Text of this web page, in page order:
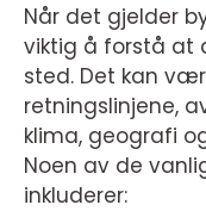
Når det gjelder
viktig å forstå at
sted. Det kan
retningslinjene,
klima, geografi
Noen av de
inkluderer: